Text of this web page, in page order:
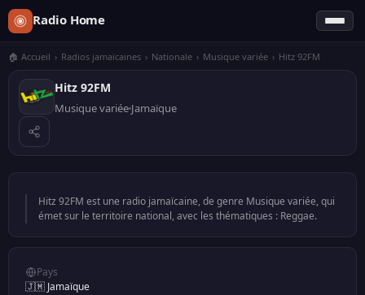
Radio Home
🏠 Accueil › Radios jamaïcaines › Nationale › Musique variée › Hitz 92FM
Hitz 92FM
Musique variée Jamaïque
Hitz 92FM est une radio jamaïcaine, de genre Musique variée, qui
émet sur le territoire national, avec les thématiques : Reggae.
Pays
🇯🇲 Jamaïque